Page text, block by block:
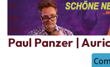
14
Apr
2027
Paul Panzer |